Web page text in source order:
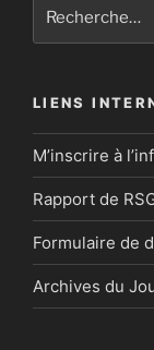
pour
LIENS
M’inscrire à
Rapport de
Formulaire de
Archives du